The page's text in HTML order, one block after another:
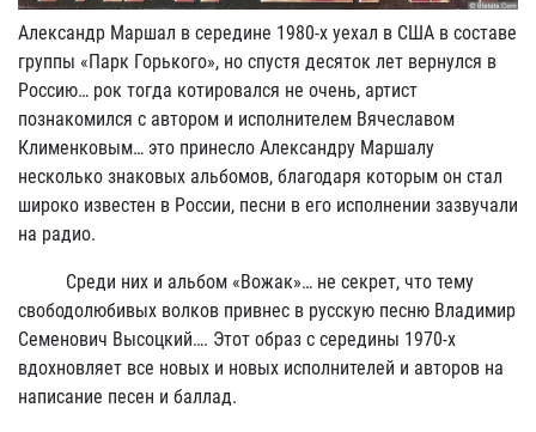
Александр Маршал в середине 1980-х уехал в США в составе
группы «Парк Горького», но спустя десяток лет вернулся в
Россию… рок тогда котировался не очень, артист
познакомился с автором и исполнителем Вячеславом
Клименковым… это принесло Александру Маршалу
несколько знаковых альбомов, благодаря которым он стал
широко известен в России, песни в его исполнении зазвучали
на радио.
Среди них и альбом «Вожак»… не секрет, что тему
свободолюбивых волков привнес в русскую песню Владимир
Семенович Высоцкий…. Этот образ с середины 1970-х
вдохновляет все новых и новых исполнителей и авторов на
написание песен и баллад.